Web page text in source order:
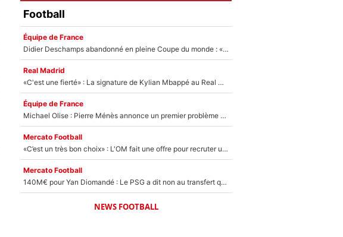
Football
Équipe de France
Didier Deschamps abandonné en pleine Coupe du monde : «La FFF était déjà passée à Zinedine Zidane»
Real Madrid
«C'est une fierté» : La signature de Kylian Mbappé au Real Madrid continue de régaler l'Espagne
Équipe de France
Michael Olise : Pierre Ménès annonce un premier problème pour Zinedine Zidane en équipe de France
Mercato Football
«C’est un très bon choix» : L'OM fait une offre pour recruter un ancien joueur du PSG... et c'est validé dans l'After Foot !
Mercato Football
140M€ pour Yan Diomandé : Le PSG a dit non au transfert qui bat tous les records sur le mercato
NEWS FOOTBALL